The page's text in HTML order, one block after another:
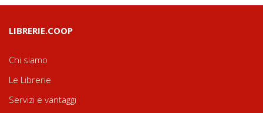
LIBRERIE.COOP
Chi siamo
Le Librerie
Servizi e vantaggi